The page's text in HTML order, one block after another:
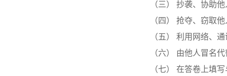
（三） 抄袭、协助
（四） 抢夺、窃取
（五） 利用网络、
（六） 由他人冒名
（七） 在答卷上填